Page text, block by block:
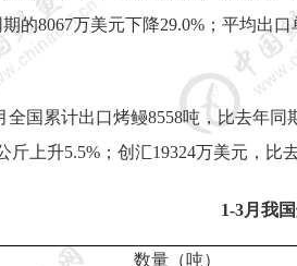
的8067万美元下降29.0% ；平均出
全国累计出口烤鳗8558吨，比去年同
斤上升5.5% ；创汇19324万美元，比
1-3月我
数量（吨）